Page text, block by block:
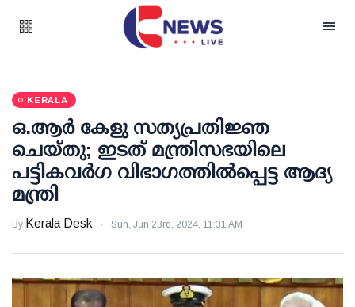
KERALA
ഒ.ആര്‍ കേളു സത്യപ്രതിജ്ഞ
ചെയ്തു; ഇടത് മന്ത്രിസഭയിലെ
പട്ടികവര്‍ഗ വിഭാഗത്തില്‍പ്പെട്ട ആദ്യ
മന്ത്രി
By Kerala Desk Sun, Jun 23rd, 2024, 11:31 AM